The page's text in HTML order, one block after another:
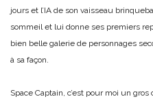
jours et l’IA de son vaisseau
sommeil et lui donne ses premiers
bien belle galerie de personnages
à sa façon.
Space Captain, c’est pour moi un